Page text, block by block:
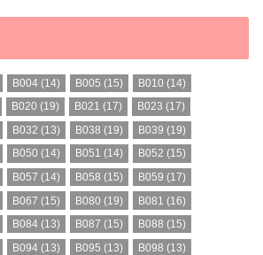
B004(14) B005 (15) B010 (14)
B020 (19) B021 (17) B023 (17)
B032 (13) B038 (19) B039 (19)
B050 (14) B051 (14) B052 (15)
B057 (14) B058 (15) B059 (17)
B067 (15) B080 (19) B081 (16)
B084(13) B087 (15) B088 (15)
B094(13) B095 (13) B098 (13)